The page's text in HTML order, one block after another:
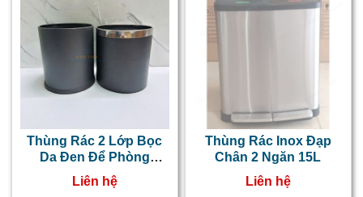
Thùng Rác 2 Lớp Bọc
Da Đen Để Phòng
Khách Sạn, Văn Phòng
Dạng Tròn
Liên hệ
Thùng Rác Inox Đạp
Chân 2 Ngăn 15L
Liên hệ